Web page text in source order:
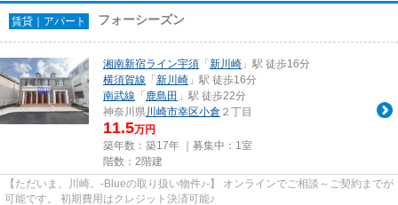
賃貸｜アパート フォーシーズン
湘南新宿ライン宇須 「 新川崎 」駅 徒歩16分
横須賀線 「 新川崎 」駅 徒歩16分
南武線 「 鹿島田 」駅 徒歩22分
神奈川県川崎市幸区小倉 ２丁目
11.5万円
築年数：築17年 ｜募集中： 1室
階数：2階建
【ただいま、川崎。-Blueの取り扱い物件♪-】 オンラインでご相談～ご契約までが
可能です。 初期費用はクレジット決済可能♪